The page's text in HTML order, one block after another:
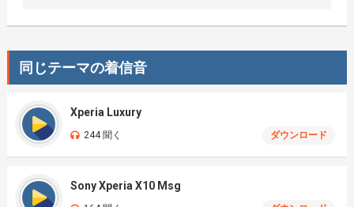
同じテーマの着信音
Xperia Luxury
244 聞く ダウンロード
Sony Xperia X10 Msg